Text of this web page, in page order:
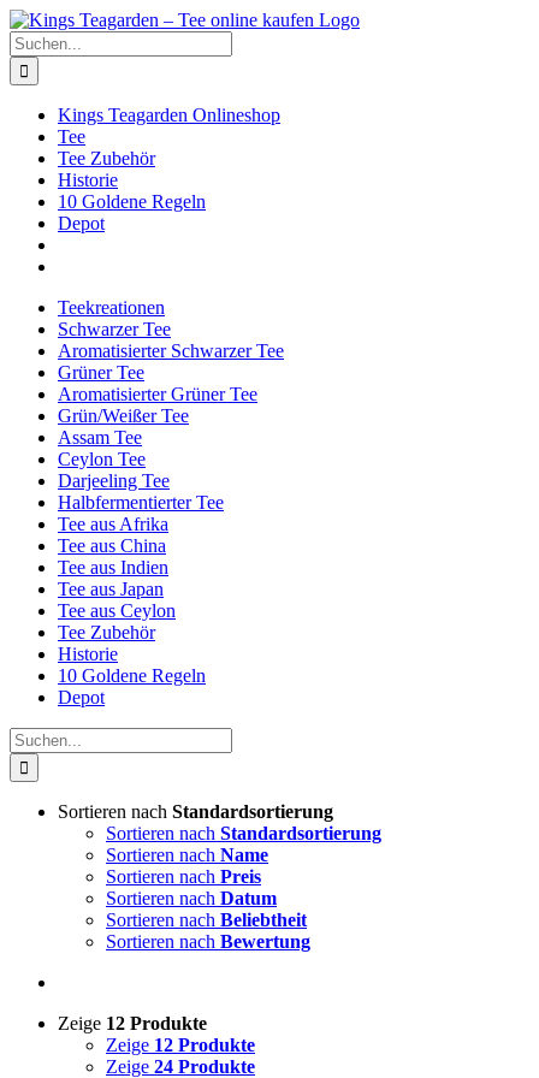
Zum
Inhalt
springen
Facebook
X
Instagram
Pinterest
Suche
nach:
Kings Teagarden Onlineshop
Tee
Tee Zubehör
Historie
10 Goldene Regeln
Depot
Teekreationen
Schwarzer Tee
Aromatisierter Schwarzer Tee
Grüner Tee
Aromatisierter Grüner Tee
Grün/Weißer Tee
Assam Tee
Ceylon Tee
Darjeeling Tee
Halbfermentierter Tee
Tee aus Afrika
Tee aus China
Tee aus Indien
Tee aus Japan
Tee aus Ceylon
Tee Zubehör
Historie
10 Goldene Regeln
Depot
Suche
nach:
Sortieren nach Standardsortierung
Sortieren nach Standardsortierung
Sortieren nach Name
Sortieren nach Preis
Sortieren nach Datum
Sortieren nach Beliebtheit
Sortieren nach Bewertung
Zeige 12 Produkte
Zeige 12 Produkte
Zeige 24 Produkte